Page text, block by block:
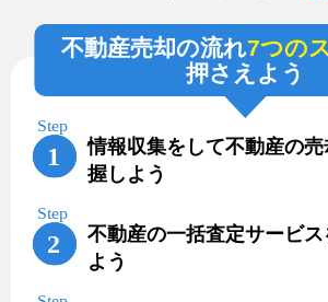
不動産売却の流れ7つの
押さえよう
情報収集をして不動産の
握しよう
不動産の一括査定サービ
よう